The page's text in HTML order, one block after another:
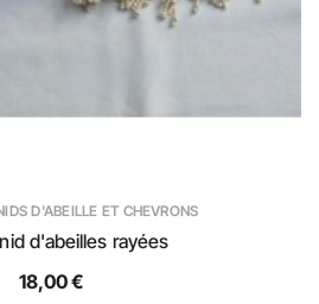
D'ABEILLE ET CHEVRONS
d'abeilles rayées
18,00 €